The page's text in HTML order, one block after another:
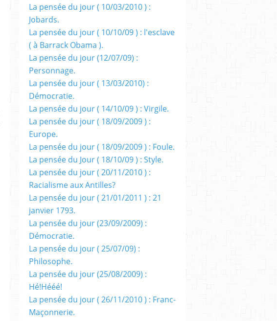
La pensée du jour ( 10/03/2010 ) :
Jobards.
La pensée du jour ( 10/10/09 ) : l'esclave
( à Barrack Obama ).
La pensée du jour (12/07/09) :
Personnage.
La pensée du jour ( 13/03/2010) :
Démocratie.
La pensée du jour ( 14/10/09 ) : Virgile.
La pensée du jour ( 18/09/2009 ) :
Europe.
La pensée du jour ( 18/09/2009 ) : Foule.
La pensée du Jour ( 18/10/09 ) : Style.
La pensée du jour ( 20/11/2010 ) :
Racialisme aux Antilles?
La pensée du jour ( 21/01/2011 ) : 21
janvier 1793.
La pensée du jour (23/09/2009) :
Démocratie.
La pensée du jour ( 25/07/09) :
Philosophe.
La pensée du jour (25/08/2009) :
Hé!Hééé!
La pensée du jour ( 26/11/2010 ) : Franc-
Maçonnerie.